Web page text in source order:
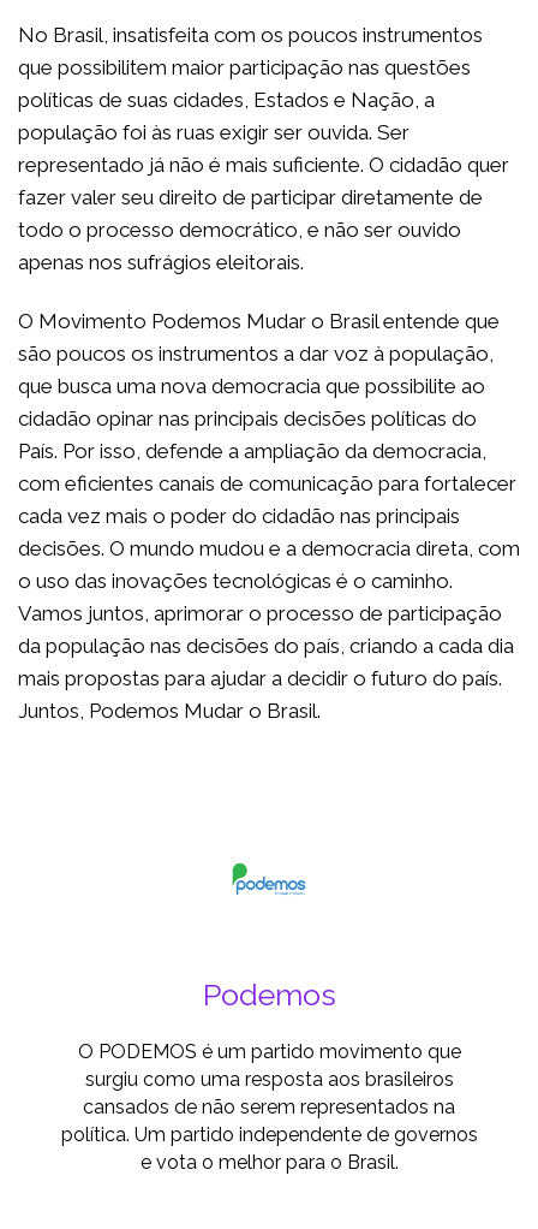
No Brasil, insatisfeita com os poucos instrumentos
que possibilitem maior participação nas questões
políticas de suas cidades, Estados e Nação, a
população foi às ruas exigir ser ouvida. Ser
representado já não é mais suficiente. O cidadão quer
fazer valer seu direito de participar diretamente de
todo o processo democrático, e não ser ouvido
apenas nos sufrágios eleitorais.
O Movimento Podemos Mudar o Brasil entende que
são poucos os instrumentos a dar voz à população,
que busca uma nova democracia que possibilite ao
cidadão opinar nas principais decisões políticas do
País. Por isso, defende a ampliação da democracia,
com eficientes canais de comunicação para fortalecer
cada vez mais o poder do cidadão nas principais
decisões. O mundo mudou e a democracia direta, com
o uso das inovações tecnológicas é o caminho.
Vamos juntos, aprimorar o processo de participação
da população nas decisões do país, criando a cada dia
mais propostas para ajudar a decidir o futuro do país.
Juntos, Podemos Mudar o Brasil.
Podemos
O PODEMOS é um partido movimento que
surgiu como uma resposta aos brasileiros
cansados de não serem representados na
política. Um partido independente de governos
e vota o melhor para o Brasil.